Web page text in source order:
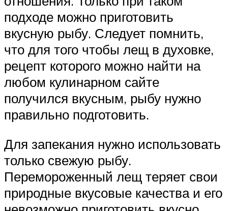
подходе можно приготовить
вкусную рыбу. Следует помнить,
что для того чтобы лещ в духовке,
рецепт которого можно найти на
любом кулинарном сайте
получился вкусным, рыбу нужно
правильно подготовить.
Для запекания нужно использовать
только свежую рыбу.
Перемороженный лещ теряет свои
природные вкусовые качества и его